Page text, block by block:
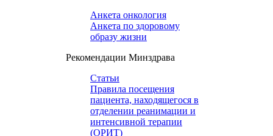
Анкета онкология
Анкета по здоровому
образу жизни
Рекомендации Минздрава
Статьи
Правила посещения
пациента, находящегося в
отделении реанимации и
интенсивной терапии
(ОРИТ)